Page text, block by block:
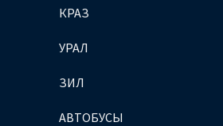
КРАЗ
УРАЛ
ЗИЛ
АВТОБУСЫ